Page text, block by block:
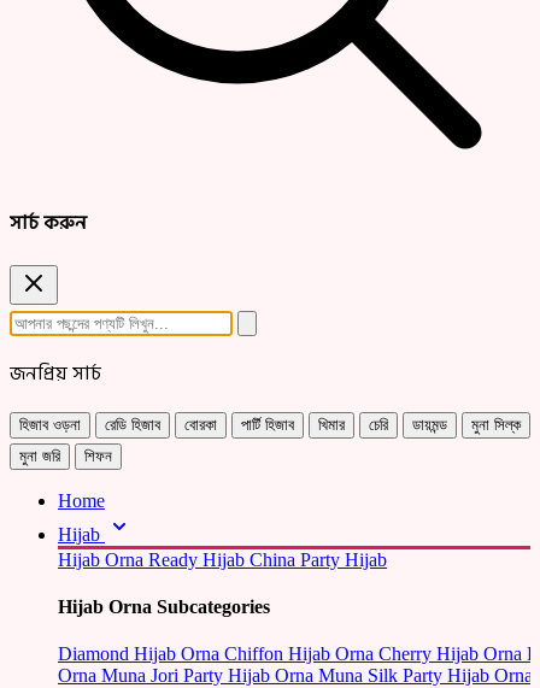
সার্চ করুন
জনপ্রিয় সার্চ
হিজাব ওড়না রেডি হিজাব বোরকা পার্টি হিজাব খিমার চেরি ডায়মন্ড
মুনা সিল্ক
মুনা জরি
শিফন
Home
Hijab
Hijab Orna Ready Hijab China Party Hijab
Hijab Orna Subcategories
Diamond Hijab Orna Chiffon Hijab Orna Cherry Hijab Orna
Orna Muna Jori Party Hijab Orna Muna Silk Party Hijab Orna